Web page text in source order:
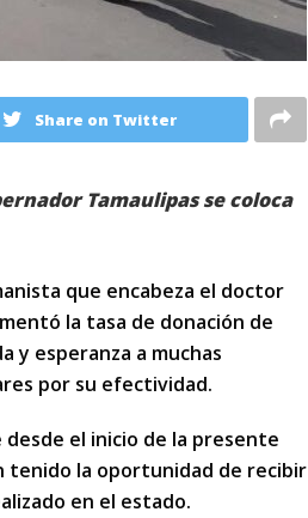
Share on Twitter
Tamaulipas se coloca
que encabeza el doctor
la tasa de donación de
y esperanza a muchas
por su efectividad.
desde el inicio de la presente
tenido la oportunidad de recibir
en el estado.